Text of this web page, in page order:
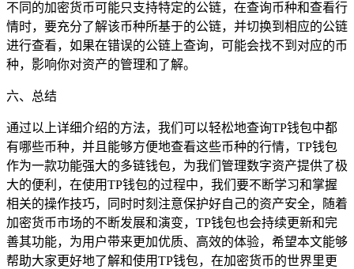
不同的加密货币可能只支持特定的公链，在查询币种和查看行
情时，要充分了解该币种所基于的公链，并切换到相应的公链
进行查看，如果在错误的公链上查询，可能会找不到对应的币
种，影响你对资产的管理和了解。
六、总结
通过以上详细介绍的方法，我们可以轻松地查询TP钱包中都
有哪些币种，并且能够方便地查看这些币种的行情，TP钱包
作为一款功能强大的多链钱包，为我们管理数字资产提供了极
大的便利，在使用TP钱包的过程中，我们要不断学习和掌握
相关的操作技巧，同时时刻注意保护好自己的资产安全，随着
加密货币市场的不断发展和演变，TP钱包也会持续更新和完
善其功能，为用户带来更加优质、高效的体验，希望本文能够
帮助大家更好地了解和使用TP钱包，在加密货币的世界里更